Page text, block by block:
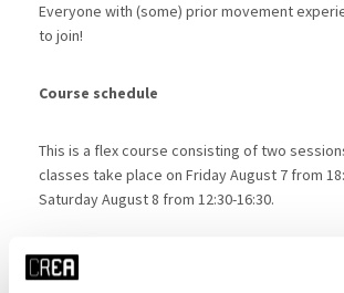
Everyone with (some) prior movement
to join!
Course schedule
This is a flex course consisting of two
classes take place on Friday August 7 from
Saturday August 8 from 12:30-16:30.
For more practical information about the
check out